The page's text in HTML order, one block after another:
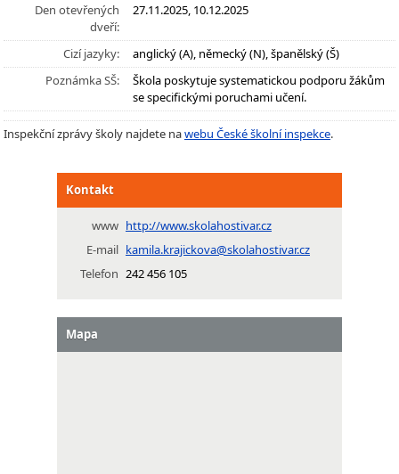
Den otevřených
dveří:
27.11.2025, 10.12.2025
Cizí jazyky:
anglický (A), německý (N), španělský (Š)
Poznámka SŠ:
Škola poskytuje systematickou podporu žákům
se specifickými poruchami učení.
Inspekční zprávy školy najdete nawebu České školní inspekce.
Kontakt
www http://www.skolahostivar.cz
E-mail kamila.krajickova@skolahostivar.cz
Telefon 242 456 105
Mapa